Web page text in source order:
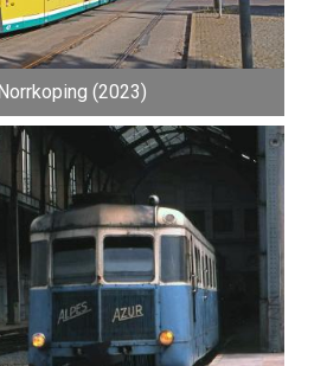
(2023)